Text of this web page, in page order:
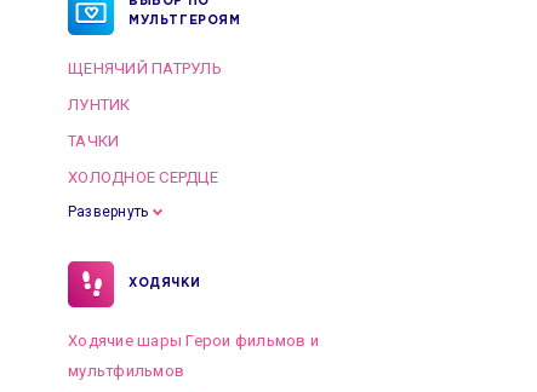
МУЛЬТГЕРОЯМ
ЩЕНЯЧИЙ ПАТРУЛЬ
ЛУНТИК
ТАЧКИ
ХОЛОДНОЕ СЕРДЦЕ
Развернуть
ХОДЯЧКИ
Ходячие шары Герои фильмов и
мультфильмов